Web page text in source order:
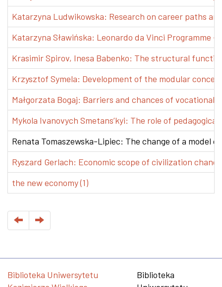
Katarzyna Ludwikowska: Research on career paths
Katarzyna Sławińska: Leonardo da Vinci Programme
Krasimir Spirov, Inesa Babenko: The structural
Krzysztof Symela: Development of the modular
Małgorzata Bogaj: Barriers and chances of vocational
Mykola Ivanovych Smetans’kyi: The role of
Renata Tomaszewska-Lipiec: The change of a model
Ryszard Gerlach: Economic scope of civilization
the new economy (1)
Biblioteka Uniwersytetu
Biblioteka